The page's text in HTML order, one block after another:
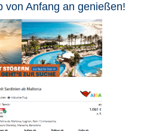
von Anfang an genießen!